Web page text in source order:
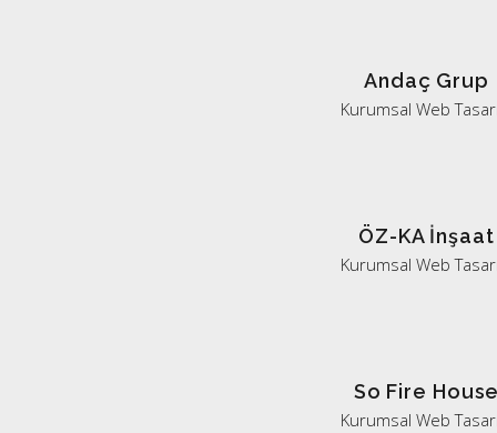
Andaç Grup
Kurumsal Web
ÖZ-KA İnşaat
Kurumsal Web
So Fire House
Kurumsal Web